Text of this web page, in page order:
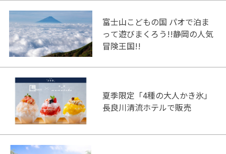
富士山こどもの国 パオで泊ま
って遊びまくろう!!静岡の人気
冒険王国!!
夏季限定「4種の大人かき氷」
長良川清流ホテルで販売